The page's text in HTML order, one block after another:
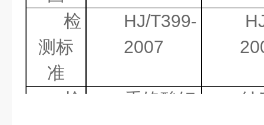
检
测标
准
HJ/T399-
2007
检
重铬酸钾